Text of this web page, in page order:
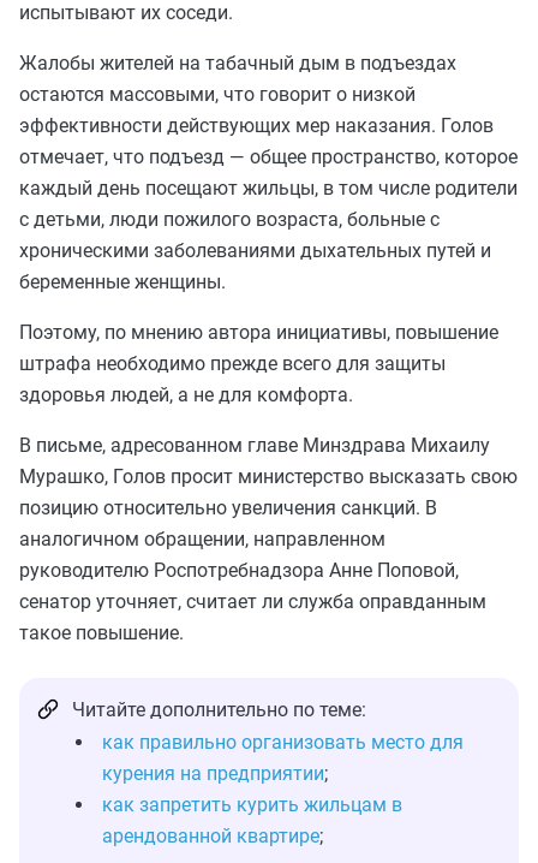
испытывают их соседи.
Жалобы жителей на табачный дым в подъездах
остаются массовыми, что говорит о низкой
эффективности действующих мер наказания. Голов
отмечает, что подъезд — общее пространство, которое
каждый день посещают жильцы, в том числе родители
с детьми, люди пожилого возраста, больные с
хроническими заболеваниями дыхательных путей и
беременные женщины.
Поэтому, по мнению автора инициативы, повышение
штрафа необходимо прежде всего для защиты
здоровья людей, а не для комфорта.
В письме, адресованном главе Минздрава Михаилу
Мурашко, Голов просит министерство высказать свою
позицию относительно увеличения санкций. В
аналогичном обращении, направленном
руководителю Роспотребнадзора Анне Поповой,
сенатор уточняет, считает ли служба оправданным
такое повышение.
Читайте дополнительно по теме:
как правильно организовать место для
курения на предприятии;
как запретить курить жильцам в
арендованной квартире;